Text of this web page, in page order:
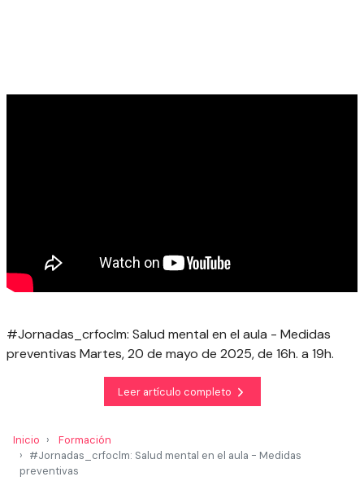
#Jornadas_crfoclm: Salud mental en el aula - Medidas
preventivas Martes, 20 de mayo de 2025, de 16h. a 19h.
Leer artículo completo
Inicio
Formación
#Jornadas_crfoclm: Salud mental en el aula - Medidas
preventivas